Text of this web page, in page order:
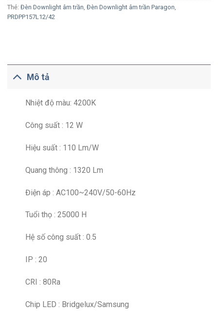
Thẻ: Đèn Downlight âm trần Đèn Downlight âm trần Paragon
PRDPP157L12/42
Mô tả
Nhiệt độ màu: 4200K
Công suất : 12 W
Hiệu suất : 110 Lm/W
Quang thông : 1320 Lm
Điện áp : AC100~240V/50-60Hz
Tuổi thọ : 25000 H
Hệ số công suất : 0.5
IP : 20
CRI : 80Ra
Chip LED : Bridgelux/Samsung